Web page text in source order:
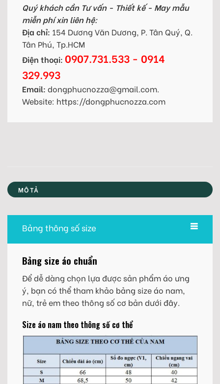
Quý khách cần Tư vấn - Thiết kế - May mẫu
miễn phí xin liên hệ:
Địa chỉ: 154 Dương Văn Dương, P. Tân Quý, Q.
Tân Phú, Tp.HCM
Điện thoại: 0907.731.533 - 0914
329.993
Email: dongphucnozza@gmail.com.
Website: https://dongphucnozza.com
MÔ TẢ
Bảng thông số size
Bảng size áo chuẩn
Để dễ dàng chọn lựa được sản phẩm áo ưng
ý, bạn có thể tham khảo bảng size áo nam,
nữ, trẻ em theo thông số cơ bản dưới đây.
Size áo nam theo thông số cơ thể